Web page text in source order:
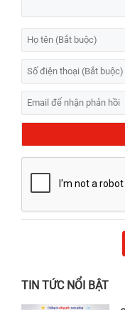
TIN TỨC NỔI BẬT